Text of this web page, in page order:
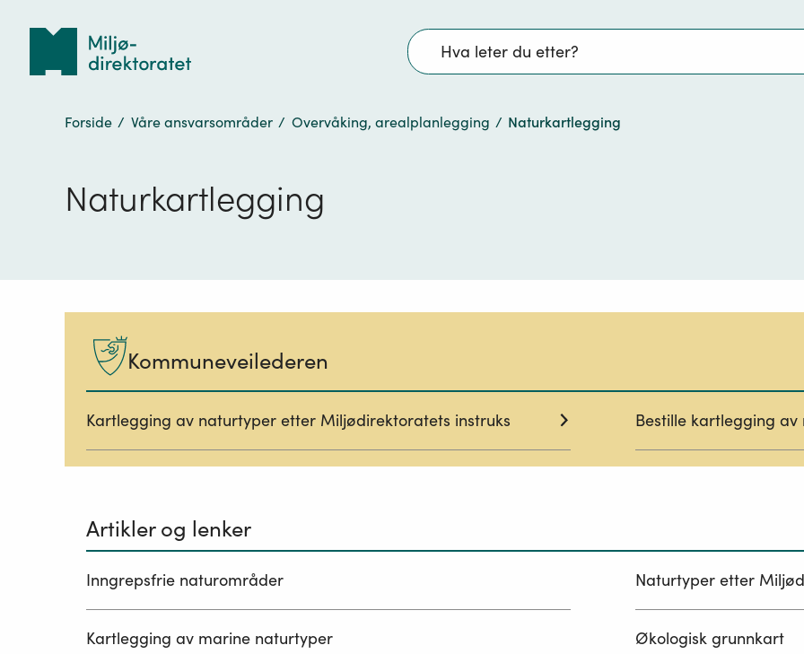
Søk
Forside / Våre ansvarsområder / Overvåking, arealplanlegging / Naturkartlegging
Naturkartlegging
Kommuneveilederen
Kartlegging av naturtyper etter Miljødirektoratets instruks Bestille kartlegging
Artikler og lenker
Inngrepsfrie naturområder Naturtyper etter
Kartlegging av marine naturtyper Økologisk grunnkart